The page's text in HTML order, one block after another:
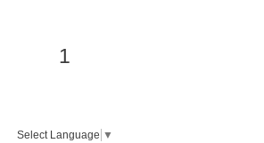
1
Select Language ▼